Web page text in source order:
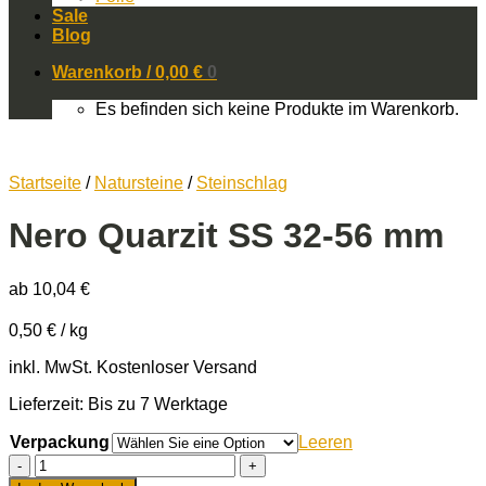
Sale
Blog
Warenkorb /0,00 € 0
Es befinden sich keine Produkte im Warenkorb.
Startseite / Natursteine / Steinschlag
Nero Quarzit SS 32-56 mm
ab 10,04 €
0,50 € / kg
inkl. MwSt. Kostenloser Versand
Lieferzeit: Bis zu 7 Werktage
Verpackung
Leeren
Nero
Quarzit